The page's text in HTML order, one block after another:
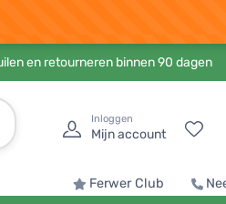
en retourneren binnen 90 dagen
Inloggen
Mijn account
Ferwer Club